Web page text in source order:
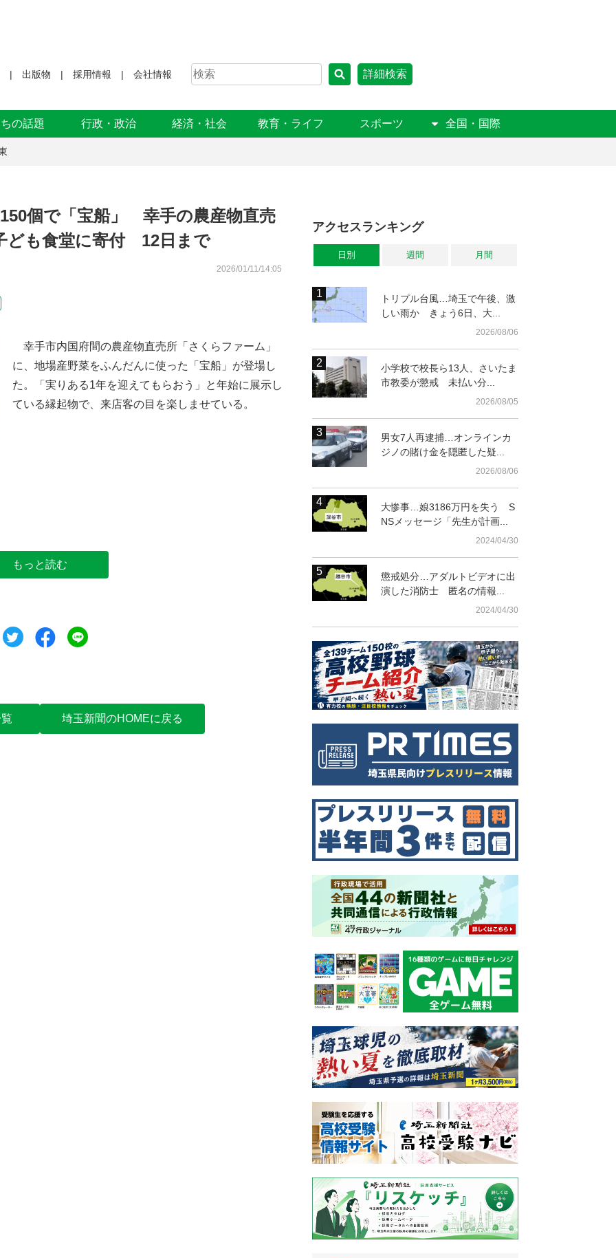
出版物 採用情報 会社情報 詳細検索
ちの話題 行政・政治 経済・社会 教育・ライフ スポーツ 全国・国際
個で「宝船」 幸手の農産物直売
ども食堂に寄付 12日まで
2026/01/11/14:05
幸手市内国府間の農産物直売所「さくらファーム」
に、地場産野菜をふんだんに使った「宝船」が登場し
た。「実りある1年を迎えてもらおう」と年始に展示し
ている縁起物で、来店客の目を楽しませている。
もっと読む
ツイートシェア
埼玉新聞のHOMEに戻る
アクセスランキング
日別 週間 月間
トリプル台風…埼玉で午後、激
しい雨か きょう6日、大...
2026/08/06
小学校で校長ら13人、さいたま
市教委が懲戒 未払い分...
2026/08/05
男女7人再逮捕…オンラインカ
ジノの賭け金を隠匿した疑...
2026/08/06
大惨事…娘3186万円を失う S
NSメッセージ「先生が計画...
2024/04/30
懲戒処分…アダルトビデオに出
演した消防士 匿名の情報...
2024/04/30